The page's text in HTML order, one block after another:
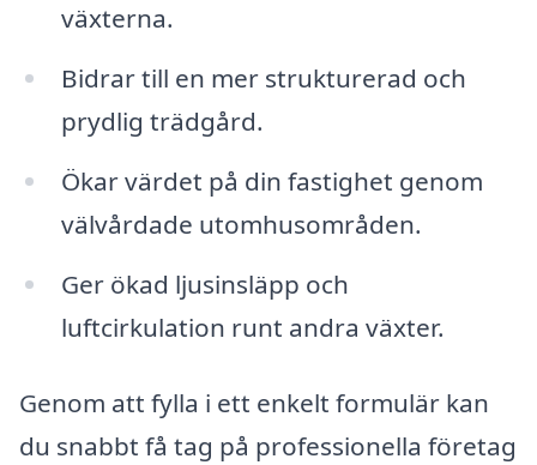
växterna.
Bidrar till en mer strukturerad och
prydlig trädgård.
Ökar värdet på din fastighet genom
välvårdade utomhusområden.
Ger ökad ljusinsläpp och
luftcirkulation runt andra växter.
Genom att fylla i ett enkelt formulär kan
du snabbt få tag på professionella företag